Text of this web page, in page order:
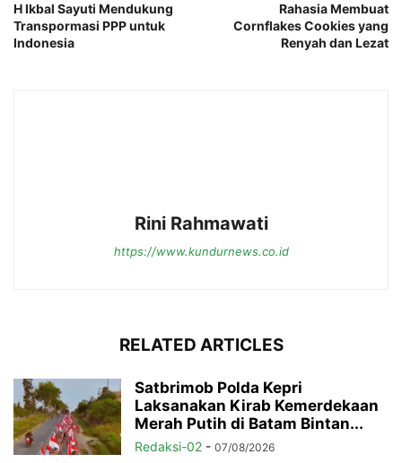
H Ikbal Sayuti Mendukung
Transpormasi PPP untuk
Indonesia
Rahasia Membuat
Cornflakes Cookies yang
Renyah dan Lezat
Rini Rahmawati
https://www.kundurnews.co.id
RELATED ARTICLES
Satbrimob Polda Kepri
Laksanakan Kirab Kemerdekaan
Merah Putih di Batam Bintan...
Redaksi-02 - 07/08/2026